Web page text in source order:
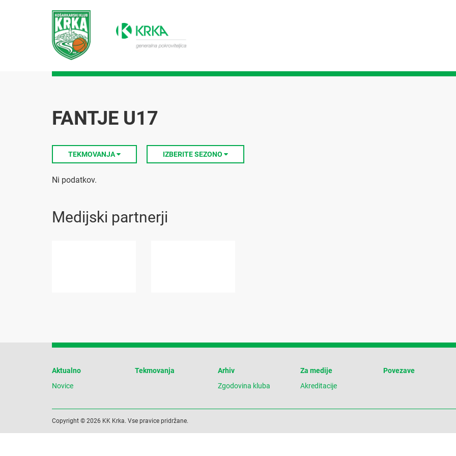
FANTJE U17
TEKMOVANJA IZBERITE SEZONO
Ni podatkov.
Medijski partnerji
Aktualno
Novice
Tekmovanja
Arhiv
Zgodovina kluba
Za medije
Akreditacije
Povezave
Copyright © 2026 KK Krka. Vse pravice pridržane.